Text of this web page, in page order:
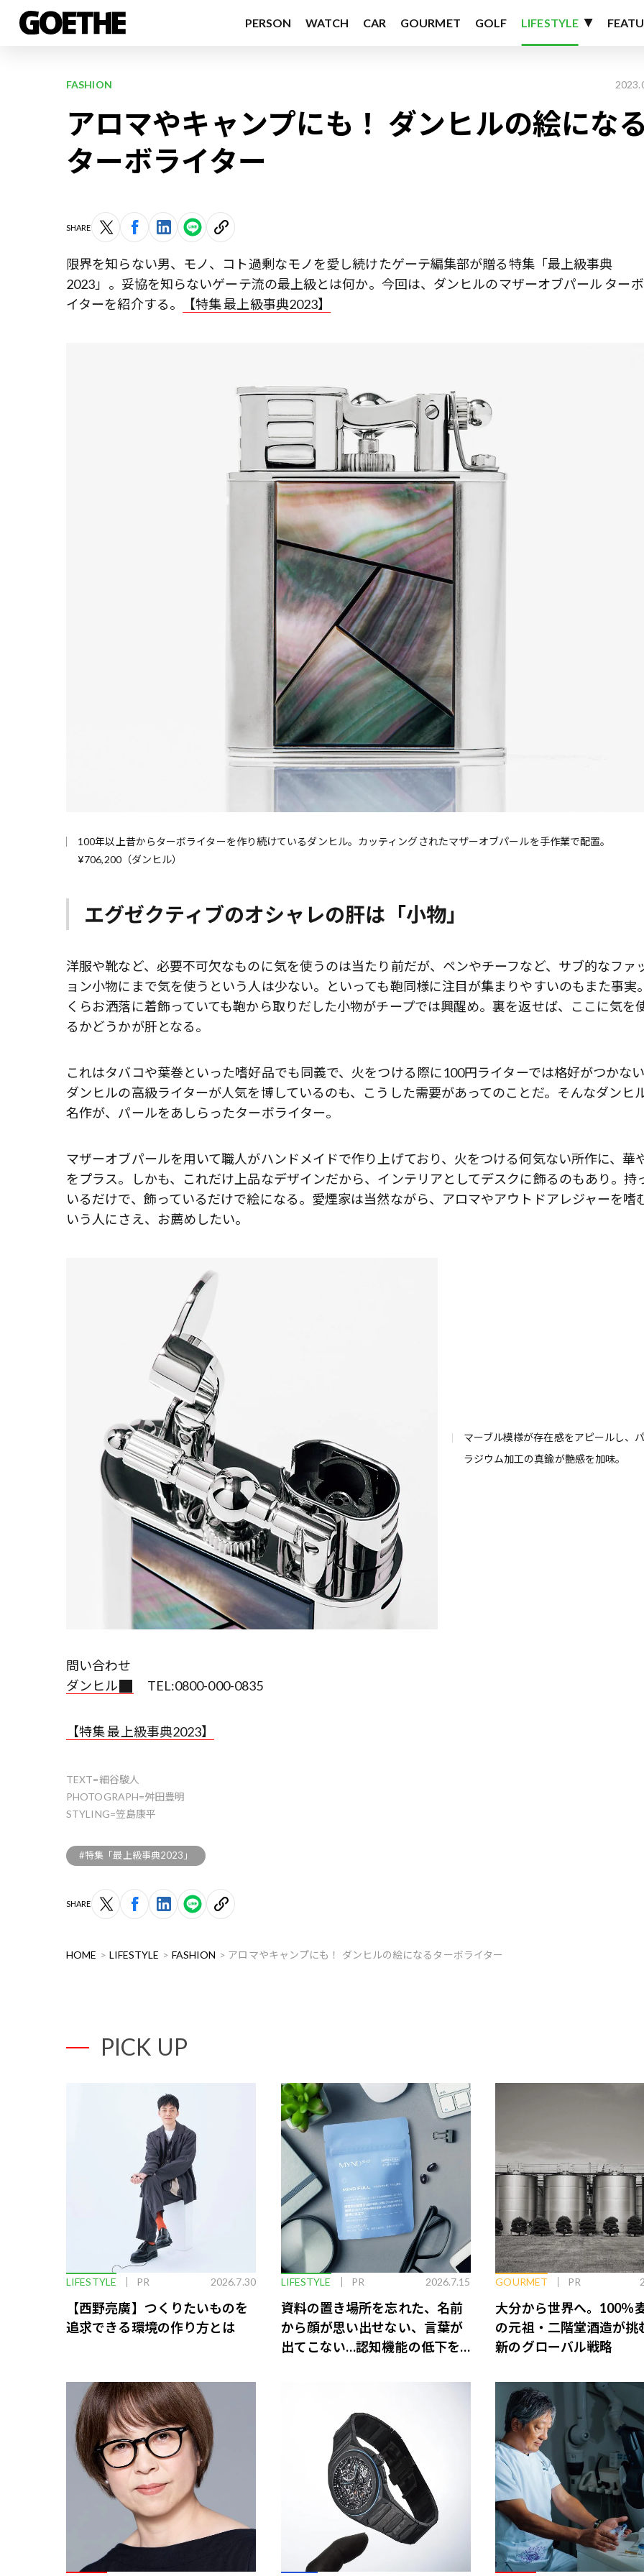
PERSON WATCH CAR GOURMET GOLF LIFESTYLE
FASHION
アロマやキャンプにも！ ダンヒルの絵にな
ターボライター
SHARE
限界を知らない男、モノ、コト――過剰なモノを愛し続けたゲーテ編集部が贈る特集「最上級事典
2023」。妥協を知らないゲーテ流の最上級とは何か。今回は、ダンヒルのマザーオブパール ター
イターを紹介する。
【特集 最上級事典2023】
100年以上昔からターボライターを作り続けているダンヒル。カッティングされたマザーオブパールを手作業で配置。
¥706,200（ダンヒル）
エグゼクティブのオシャレの肝は「小物」
洋服や靴など、必要不可欠なものに気を使うのは当たり前だが、ペンやチーフなど、サブ的なファ
ョン小物にまで気を使うという人は少ない。といっても鞄同様に注目が集まりやすいのもまた事実
くらお洒落に着飾っていても鞄から取りだした小物がチープでは興醒め。裏を返せば、ここに気を
るかどうかが肝となる。
これはタバコや葉巻といった嗜好品でも同義で、火をつける際に100円ライターでは格好がつかな
ダンヒルの高級ライターが人気を博しているのも、こうした需要があってのことだ。そんなダンヒ
名作が、パールをあしらったターボライター。
マザーオブパールを用いて職人がハンドメイドで作り上げており、火をつける何気ない所作に、華
をプラス。しかも、これだけ上品なデザインだから、インテリアとしてデスクに飾るのもあり。持
いるだけで、飾っているだけで絵になる。愛煙家は当然ながら、アロマやアウトドアレジャーを嗜
いう人にさえ、お薦めしたい。
マーブル模様が存在感をアピールし、
ラジウム加工の真鍮が艶感を加味。
問い合わせ
ダンヒル
TEL:0800-000-0835
【特集 最上級事典2023】
TEXT=細谷駿人
PHOTOGRAPH=舛田豊明
STYLING=笠島康平
#特集「最上級事典2023」
SHARE
HOME LIFESTYLE FASHION アロマやキャンプにも！ ダンヒルの絵になるターボライター
PICK UP
LIFESTYLE PR 2026.7.30
【西野亮廣】つくりたいものを
追求できる環境の作り方とは
LIFESTYLE PR 2026.7.15
資料の置き場所を忘れた、名前
から顔が思い出せない、言葉が
出てこない…認知機能の低下を
GOURMET PR
大分から世界へ。100％
の元祖・二階堂酒造が挑
新のグローバル戦略